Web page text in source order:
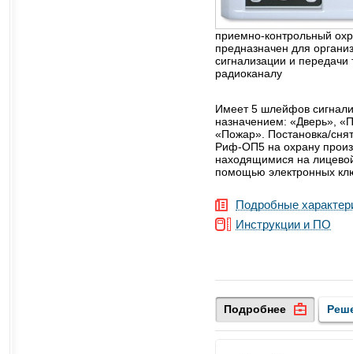
приемно-контрольный
предназначен для
сигнализации и
радиоканалу
Имеет 5 шлейфов
назначением: «Дверь»,
«Пожар». Постановка/
Риф-ОП5 на охрану
находящимися на
помощью электронных
Подробные
Инструкции и ПО
Подробнее